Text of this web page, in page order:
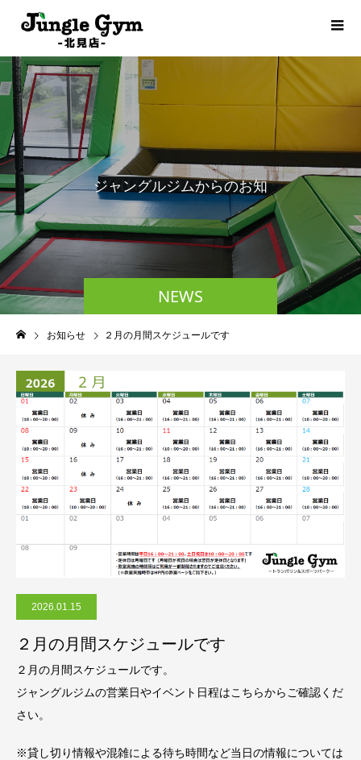
NEWS
ジャングルジムからのお知らせ
お知らせ ２月の月間スケジュールです
2026.01.15
２月の月間スケジュールです
２月の月間スケジュールです。
ジャングルジムの営業日やイベント日程はこちらからご確認くだ
さい。
※貸し切り情報や混雑による待ち時間など当日の情報については